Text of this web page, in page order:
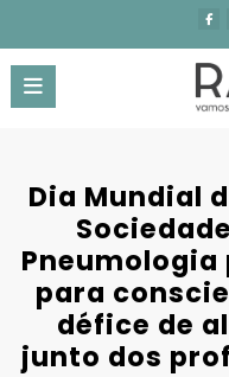
o
conteúdo
Dia Mundial
para
défice de
junto dos